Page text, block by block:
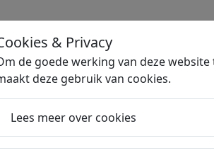
en
& Privacy
de goede werking van deze
deze gebruik van cookies.
Lees meer over cookies